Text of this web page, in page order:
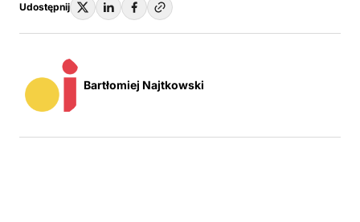
Udostępnij
Bartłomiej Najtkowski